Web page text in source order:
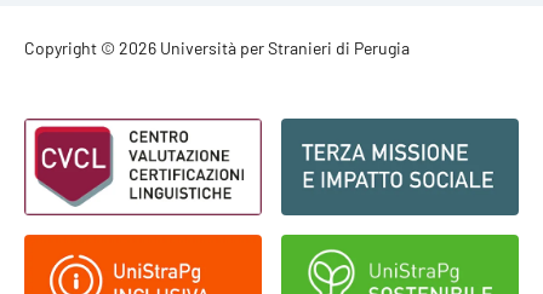
Footer - Copyright
Copyright © 2026 Università per Stranieri di Perugia
Footer - Loghi